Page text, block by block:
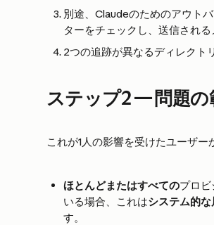
別途、Claudeのためのアウト
ターをチェックし、送信され
2つの追跡が異なるディレクト
ステップ2 — 問題の
これが1人の影響を受けたユーザ
ほとんどまたはすべてのプロ
いる場合、これはシステム的
す。